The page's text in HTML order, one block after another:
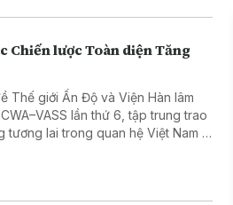
Chiến lược Toàn diện Tăng
Thế giới Ấn Độ và Viện Hàn lâm
lần thứ 6, tập trung trao
lai trong quan hệ Việt Nam –